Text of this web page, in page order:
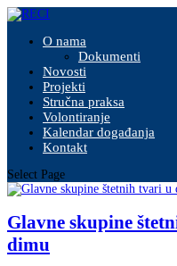
O nama
Dokumenti
Novosti
Projekti
Stručna praksa
Volontiranje
Kalendar događanja
Kontakt
Select Page
Glavne skupine
dimu